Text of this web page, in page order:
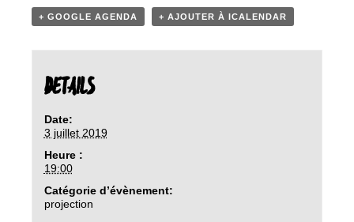
+ GOOGLE AGENDA + AJOUTER À ICALENDAR
DETAILS
Date:
3 juillet 2019
Heure :
19:00
Catégorie d’évènement:
projection